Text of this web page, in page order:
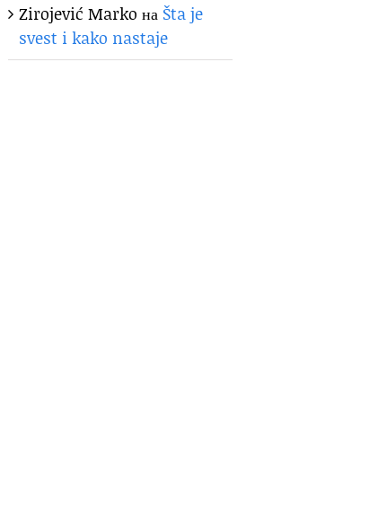
Zirojević Marko на Šta je
svest i kako nastaje